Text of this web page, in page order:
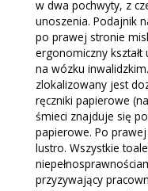
w dwa pochwyty, z
unoszenia. Podajnik
po prawej stronie
ergonomiczny
na wózku
zlokalizowany jest
ręczniki papierowe
śmieci znajduje się
papierowe. Po
lustro. Wszystkie
przyzywający